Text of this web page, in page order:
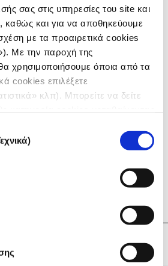
σας στις υπηρεσίες του site και
και για να αποθηκεύουμε
με τα προαιρετικά cookies
Με την παροχή της
χρησιμοποιήσουμε όποια από τα
cookies επιλέξετε
κλπ). Μπορείτε να δείτε
κανάλι του iMEdD